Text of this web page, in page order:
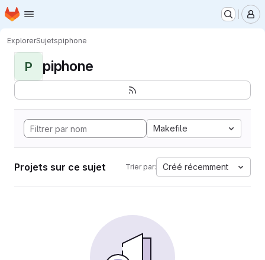
Passer au contenu principal
Page d'accueil
ExplorerSujetspiphone
P piphone
Makefile
Projets sur ce sujet Trier par: Créé récemment